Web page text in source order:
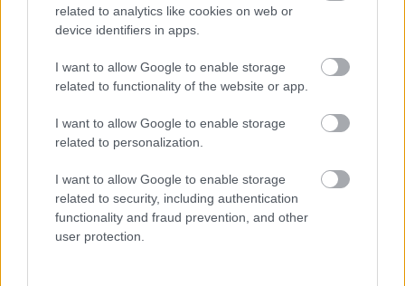
related to analytics like cookies on web or
device identifiers in apps.
I want to allow Google to enable storage
related to functionality of the website or app.
I want to allow Google to enable storage
related to personalization.
I want to allow Google to enable storage
related to security, including authentication
functionality and fraud prevention, and other
user protection.
Η άγνωστη ελληνική ιστορία της Κορσικής: Από τους
Φωκαείς της Αλαλίας στους Μανιάτες του Καργκέζε
Βρέθηκε η αρχαιότερη ρωμαϊκή βιβλιοθήκη της Ιβηρικής:
Κρυβόταν σε έπαυλη του 4ου αιώνα
Ψυχολόγος θανατοποινιτών αποκαλύπτει τα πιο
ανατριχιαστικά «δώρα» που έχει λάβει από
κρατούμενους